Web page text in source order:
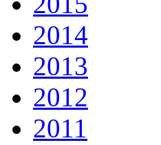
2014
2013
2012
2011